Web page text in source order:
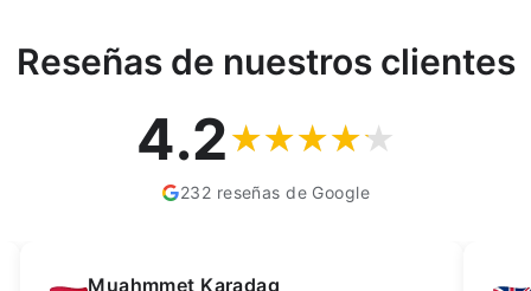
Reseñas de nuestros clientes
4.2
232 reseñas de Google
Kay Dean